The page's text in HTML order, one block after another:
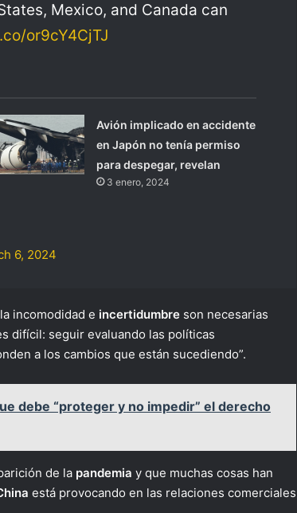
Mexico, and Canada can
or9cY4CjTJ
Avión implicado en accidente
en Japón no tenía permiso
para despegar, revelan
3 enero, 2024
6, 2024
incomodidad e incertidumbre son necesarias
difícil: seguir evaluando las políticas
a los cambios que están sucediendo”.
debe “proteger y no impedir” el derecho
de la pandemia y que muchas cosas han
está provocando en las relaciones comerciales